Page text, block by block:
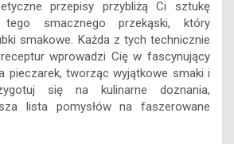
przepisy przybliżą Ci sztukę
tego smacznego przekąski, który
smakowe. Każda z tych technicznie
wprowadzi Cię w fascynujący
pieczarek, tworząc wyjątkowe smaki i
się na kulinarne doznania,
lista pomysłów na faszerowane